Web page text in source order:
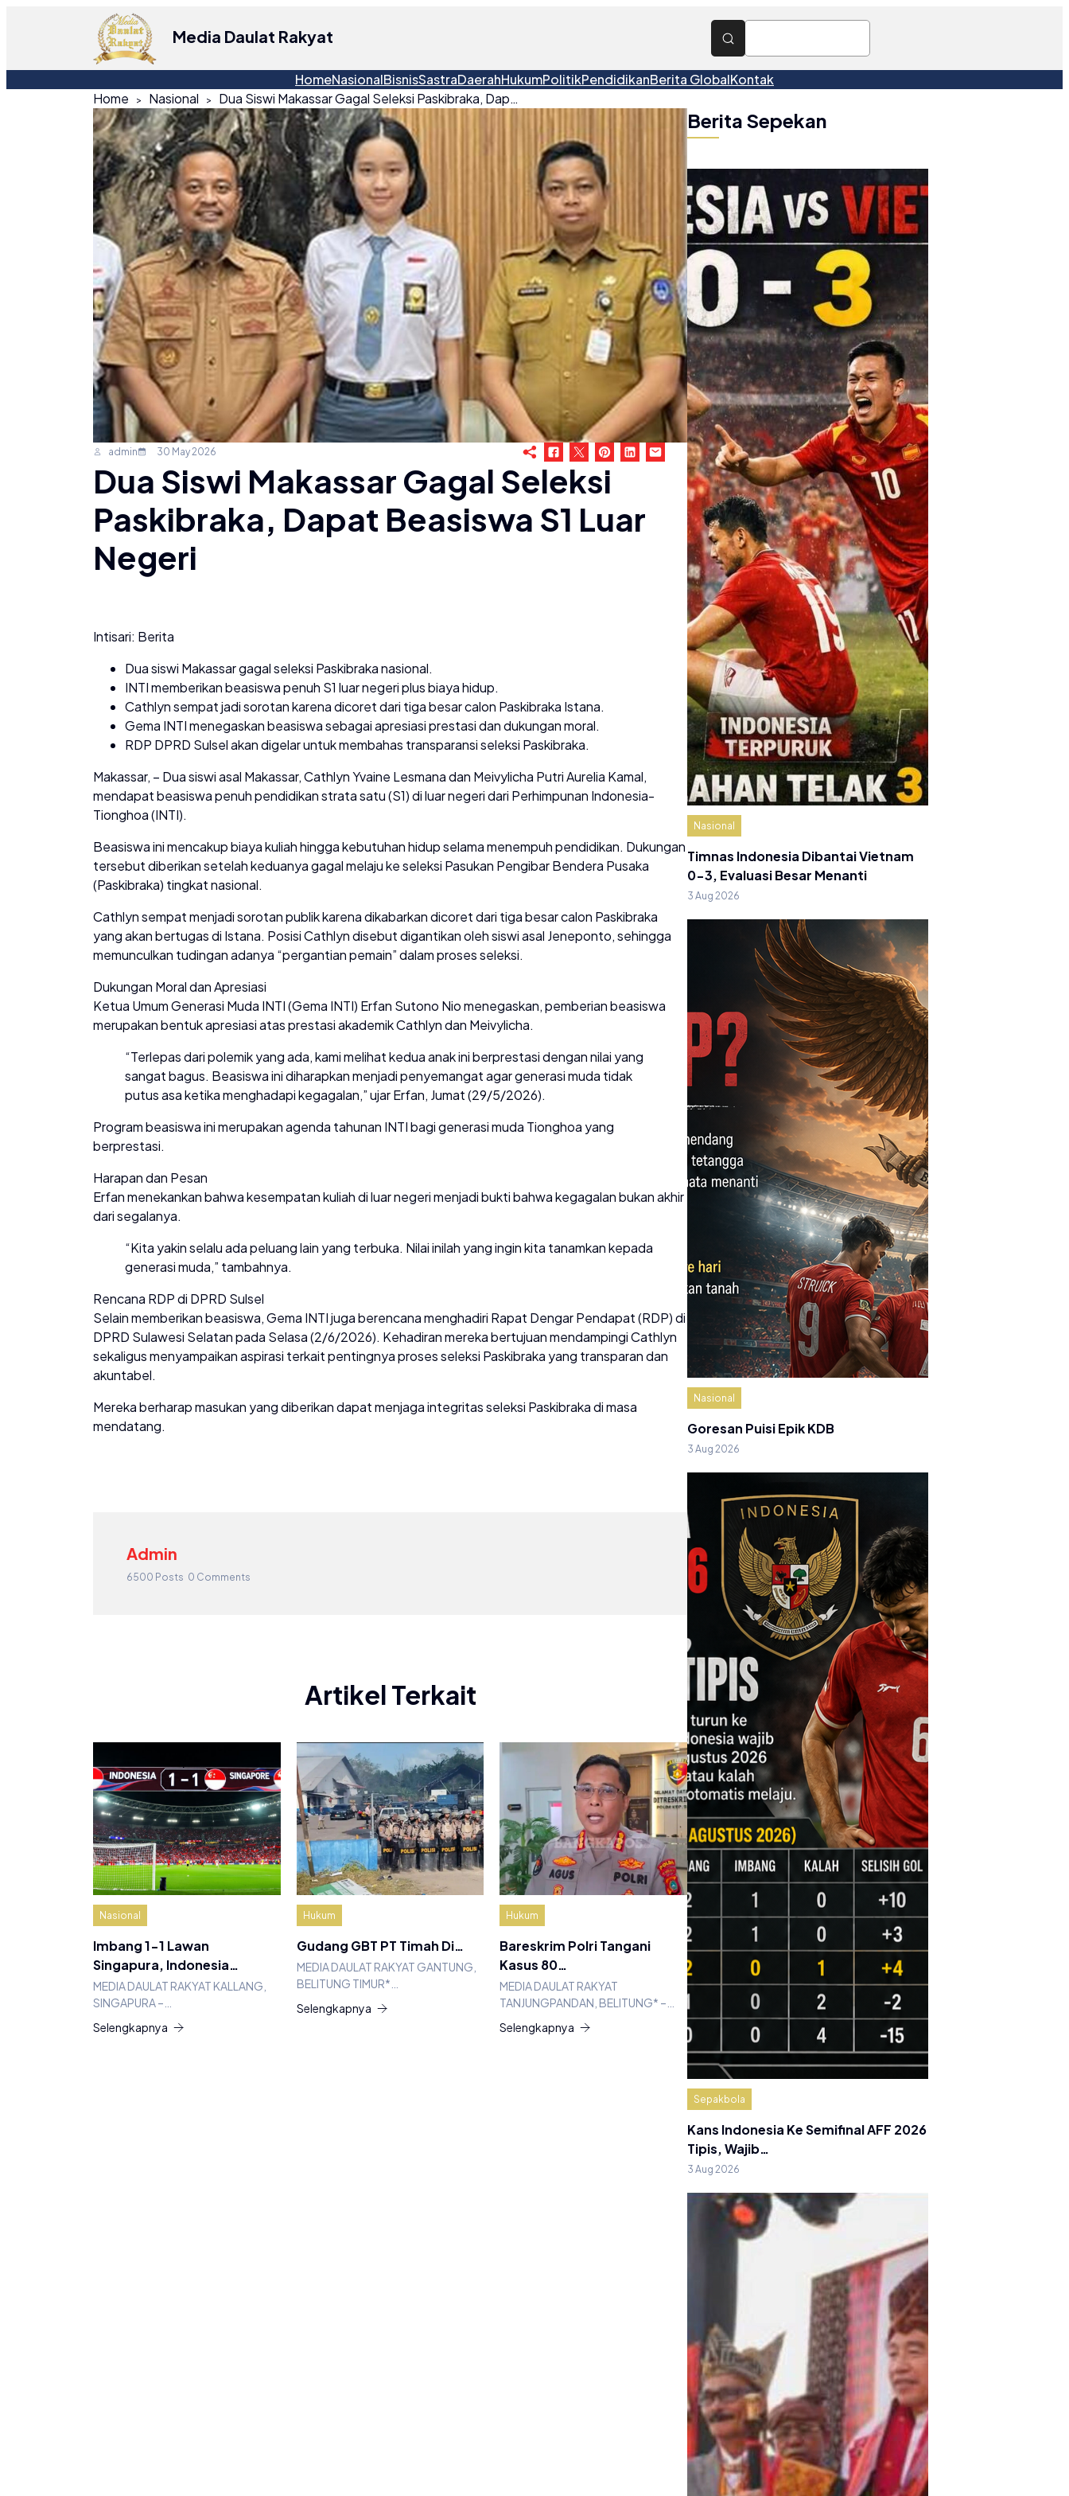
Media Daulat Rakyat
HomeNasionalBisnisSastraDaerahHukumPolitikPendidikanBerita GlobalKontak
Home
Nasional Dua Siswi Makassar Gagal Seleksi Paskibraka, Dapat Beasiswa S1 Luar Negeri
admin 30 May 2026
Dua Siswi Makassar Gagal Seleksi
Paskibraka, Dapat Beasiswa S1 Luar
Negeri
Intisari: Berita
Dua siswi Makassar gagal seleksi Paskibraka nasional.
INTI memberikan beasiswa penuh S1 luar negeri plus biaya hidup.
Cathlyn sempat jadi sorotan karena dicoret dari tiga besar calon Paskibraka Istana.
Gema INTI menegaskan beasiswa sebagai apresiasi prestasi dan dukungan moral.
RDP DPRD Sulsel akan digelar untuk membahas transparansi seleksi Paskibraka.
Makassar, – Dua siswi asal Makassar, Cathlyn Yvaine Lesmana dan Meivylicha Putri Aurelia Kamal,
mendapat beasiswa penuh pendidikan strata satu (S1) di luar negeri dari Perhimpunan Indonesia-
Tionghoa (INTI).
Beasiswa ini mencakup biaya kuliah hingga kebutuhan hidup selama menempuh pendidikan. Dukungan
tersebut diberikan setelah keduanya gagal melaju ke seleksi Pasukan Pengibar Bendera Pusaka
(Paskibraka) tingkat nasional.
Cathlyn sempat menjadi sorotan publik karena dikabarkan dicoret dari tiga besar calon Paskibraka
yang akan bertugas di Istana. Posisi Cathlyn disebut digantikan oleh siswi asal Jeneponto, sehingga
memunculkan tudingan adanya “pergantian pemain” dalam proses seleksi.
Dukungan Moral dan Apresiasi
Ketua Umum Generasi Muda INTI (Gema INTI) Erfan Sutono Nio menegaskan, pemberian beasiswa
merupakan bentuk apresiasi atas prestasi akademik Cathlyn dan Meivylicha.
“Terlepas dari polemik yang ada, kami melihat kedua anak ini berprestasi dengan nilai yang
sangat bagus. Beasiswa ini diharapkan menjadi penyemangat agar generasi muda tidak
putus asa ketika menghadapi kegagalan,” ujar Erfan, Jumat (29/5/2026).
Program beasiswa ini merupakan agenda tahunan INTI bagi generasi muda Tionghoa yang
berprestasi.
Harapan dan Pesan
Erfan menekankan bahwa kesempatan kuliah di luar negeri menjadi bukti bahwa kegagalan bukan akhir
dari segalanya.
“Kita yakin selalu ada peluang lain yang terbuka. Nilai inilah yang ingin kita tanamkan kepada
generasi muda,” tambahnya.
Rencana RDP di DPRD Sulsel
Selain memberikan beasiswa, Gema INTI juga berencana menghadiri Rapat Dengar Pendapat (RDP) di
DPRD Sulawesi Selatan pada Selasa (2/6/2026). Kehadiran mereka bertujuan mendampingi Cathlyn
sekaligus menyampaikan aspirasi terkait pentingnya proses seleksi Paskibraka yang transparan dan
akuntabel.
Mereka berharap masukan yang diberikan dapat menjaga integritas seleksi Paskibraka di masa
mendatang.
Admin
6500 Posts 0 Comments
Artikel Terkait
Nasional
Imbang 1-1 Lawan
Singapura, Indonesia…
MEDIA DAULAT RAKYAT KALLANG,
SINGAPURA –…
Selengkapnya
Hukum
Gudang GBT PT Timah Di…
MEDIA DAULAT RAKYAT GANTUNG,
BELITUNG TIMUR*…
Selengkapnya
Hukum
Bareskrim Polri Tangani
Kasus 80…
MEDIA DAULAT RAKYAT
TANJUNGPANDAN, BELITUNG* –…
Selengkapnya
Berita Sepekan
Nasional
Timnas Indonesia Dibantai Vietnam
0-3, Evaluasi Besar Menanti
3 Aug 2026
Nasional
Goresan Puisi Epik KDB
3 Aug 2026
Sepakbola
Kans Indonesia Ke Semifinal AFF 2026
Tipis, Wajib…
3 Aug 2026